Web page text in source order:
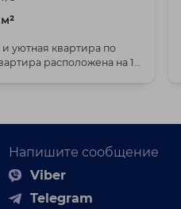
уютная квартира по
расположена на 15
Напишите сообщение
Viber
Telegram